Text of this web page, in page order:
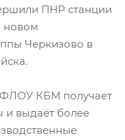
ПНР станции
новом
Черкизово в
КБМ получает
и выдаёт более